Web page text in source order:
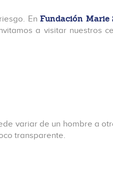
EnFundación Marie
a visitar nuestros
variar de un hombre a
transparente.